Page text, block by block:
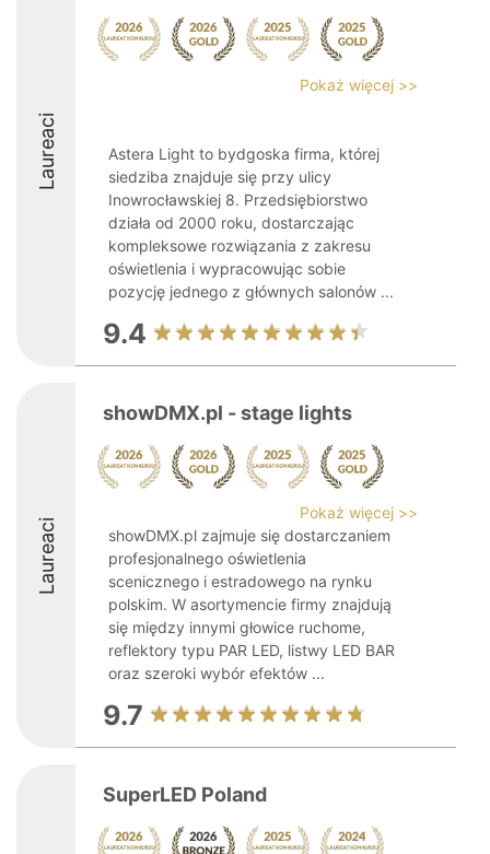
Laureaci
Pokaż więcej >>
Astera Light to bydgoska firma, której
siedziba znajduje się przy ulicy
Inowrocławskiej 8. Przedsiębiorstwo
działa od 2000 roku, dostarczając
kompleksowe rozwiązania z zakresu
oświetlenia i wypracowując sobie
pozycję jednego z głównych salonów ...
9.4
Laureaci
showDMX.pl - stage lights
Pokaż więcej >>
showDMX.pl zajmuje się dostarczaniem
profesjonalnego oświetlenia
scenicznego i estradowego na rynku
polskim. W asortymencie firmy znajdują
się między innymi głowice ruchome,
reflektory typu PAR LED, listwy LED BAR
oraz szeroki wybór efektów ...
9.7
SuperLED Poland